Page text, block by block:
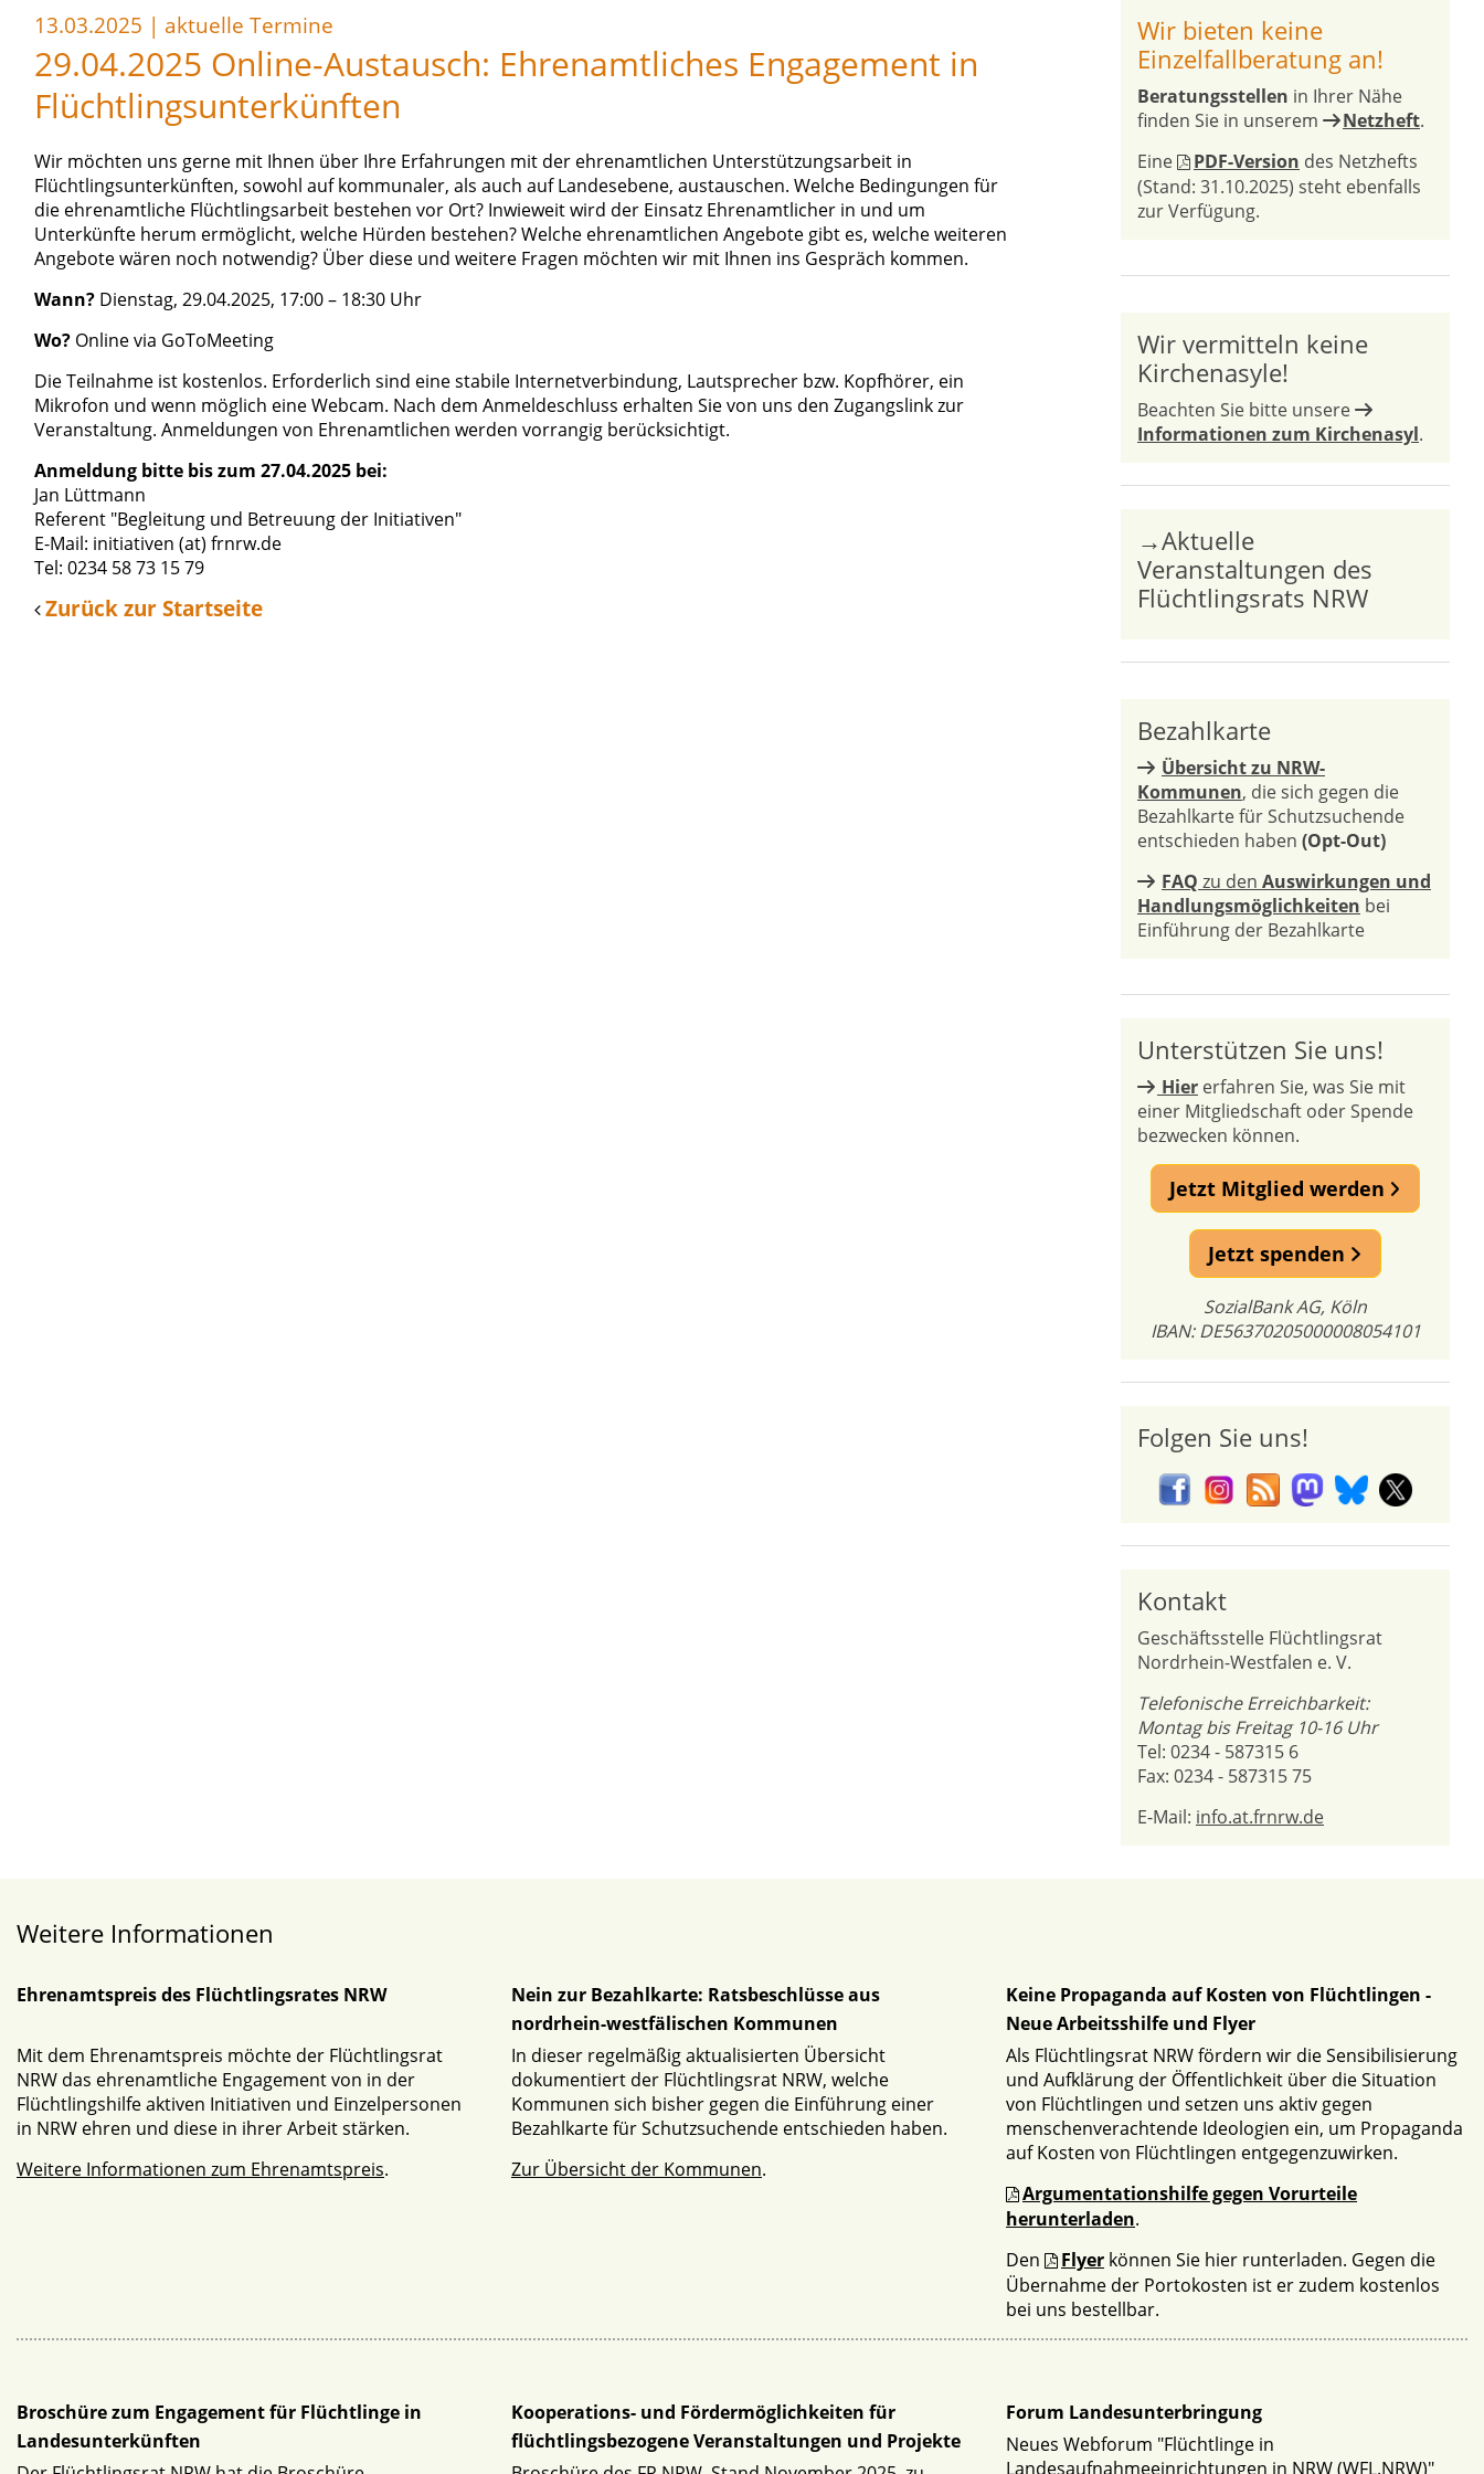
13.03.2025 | aktuelle Termine
29.04.2025 Online-Austausch: Ehrenamtliches Engagement in
Flüchtlingsunterkünften
Wir möchten uns gerne mit Ihnen über Ihre Erfahrungen mit der ehrenamtlichen Unterstützungsarbeit in
Flüchtlingsunterkünften, sowohl auf kommunaler, als auch auf Landesebene, austauschen. Welche Bedingungen für
die ehrenamtliche Flüchtlingsarbeit bestehen vor Ort? Inwieweit wird der Einsatz Ehrenamtlicher in und um
Unterkünfte herum ermöglicht, welche Hürden bestehen? Welche ehrenamtlichen Angebote gibt es, welche weiteren
Angebote wären noch notwendig? Über diese und weitere Fragen möchten wir mit Ihnen ins Gespräch kommen.
Wann? Dienstag, 29.04.2025, 17:00 – 18:30 Uhr
Wo? Online via GoToMeeting
Die Teilnahme ist kostenlos. Erforderlich sind eine stabile Internetverbindung, Lautsprecher bzw. Kopfhörer, ein
Mikrofon und wenn möglich eine Webcam. Nach dem Anmeldeschluss erhalten Sie von uns den Zugangslink zur
Veranstaltung. Anmeldungen von Ehrenamtlichen werden vorrangig berücksichtigt.
Anmeldung bitte bis zum 27.04.2025 bei:
Jan Lüttmann
Referent "Begleitung und Betreuung der Initiativen"
E-Mail: initiativen (at) frnrw.de
Tel: 0234 58 73 15 79
Zurück zur Startseite
Wir bieten keine
Einzelfallberatung an!
Beratungsstellen in Ihrer Nähe
finden Sie in unserem
Netzheft.
Eine
PDF-Version des Netzhefts
(Stand: 31.10.2025) steht ebenfalls
zur Verfügung.
Wir vermitteln keine
Kirchenasyle!
Beachten Sie bitte unsere
Informationen zum Kirchenasyl.
→Aktuelle
Veranstaltungen des
Flüchtlingsrats NRW
Bezahlkarte
Übersicht zu NRW-
Kommunen, die sich gegen die
Bezahlkarte für Schutzsuchende
entschieden haben (Opt-Out)
FAQ zu den Auswirkungen und
Handlungsmöglichkeiten bei
Einführung der Bezahlkarte
Unterstützen Sie uns!
Hier erfahren Sie, was Sie mit
einer Mitgliedschaft oder Spende
bezwecken können.
Jetzt Mitglied werden
Jetzt spenden
SozialBank AG, Köln
IBAN: DE56370205000008054101
Folgen Sie uns!
Kontakt
Geschäftsstelle Flüchtlingsrat
Nordrhein-Westfalen e. V.
Telefonische Erreichbarkeit:
Montag bis Freitag 10-16 Uhr
Tel: 0234 - 587315 6
Fax: 0234 - 587315 75
E-Mail: info.at.frnrw.de
Weitere Informationen
Ehrenamtspreis des Flüchtlingsrates NRW
Mit dem Ehrenamtspreis möchte der Flüchtlingsrat
NRW das ehrenamtliche Engagement von in der
Flüchtlingshilfe aktiven Initiativen und Einzelpersonen
in NRW ehren und diese in ihrer Arbeit stärken.
Weitere Informationen zum Ehrenamtspreis.
Nein zur Bezahlkarte: Ratsbeschlüsse aus
nordrhein-westfälischen Kommunen
In dieser regelmäßig aktualisierten Übersicht
dokumentiert der Flüchtlingsrat NRW, welche
Kommunen sich bisher gegen die Einführung einer
Bezahlkarte für Schutzsuchende entschieden haben.
Zur Übersicht der Kommunen.
Keine Propaganda auf Kosten von Flüchtlingen -
Neue Arbeitsshilfe und Flyer
Als Flüchtlingsrat NRW fördern wir die Sensibilisierung
und Aufklärung der Öffentlichkeit über die Situation
von Flüchtlingen und setzen uns aktiv gegen
menschenverachtende Ideologien ein, um Propaganda
auf Kosten von Flüchtlingen entgegenzuwirken.
Argumentationshilfe gegen Vorurteile
herunterladen.
Den
Flyer können Sie hier runterladen. Gegen die
Übernahme der Portokosten ist er zudem kostenlos
bei uns bestellbar.
Broschüre zum Engagement für Flüchtlinge in
Landesunterkünften
Kooperations- und Fördermöglichkeiten für
flüchtlingsbezogene Veranstaltungen und Projekte
Forum Landesunterbringung
Neues Webforum "Flüchtlinge in
Landesaufnahmeeinrichtungen in NRW (WFL.NRW)"